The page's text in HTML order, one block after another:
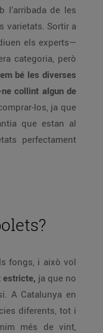
l’arribada de les
varietats. Sortir a
els experts—
categoria, però
bé les diverses
collint algun de
los, ja que
que estan al
perfectament
fongs, i això vol
estricte, ja que no
A Catalunya en
diferents, tot i
més de vint,